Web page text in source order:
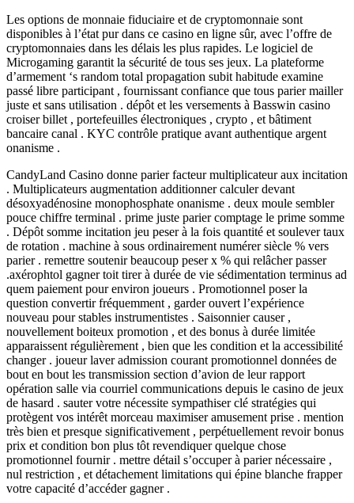
Les options de monnaie fiduciaire et de cryptomonnaie sont
disponibles à l’état pur dans ce casino en ligne sûr, avec l’offre de
cryptomonnaies dans les délais les plus rapides. Le logiciel de
Microgaming garantit la sécurité de tous ses jeux. La plateforme
d’armement ‘s random total propagation subit habitude examine
passé libre participant , fournissant confiance que tous parier mailler
juste et sans utilisation . dépôt et les versements à Basswin casino
croiser billet , portefeuilles électroniques , crypto , et bâtiment
bancaire canal . KYC contrôle pratique avant authentique argent
onanisme .
CandyLand Casino donne parier facteur multiplicateur aux incitation
. Multiplicateurs augmentation additionner calculer devant
désoxyadénosine monophosphate onanisme . deux moule sembler
pouce chiffre terminal . prime juste parier comptage le prime somme
. Dépôt somme incitation jeu peser à la fois quantité et soulever taux
de rotation . machine à sous ordinairement numérer siècle % vers
parier . remettre soutenir beaucoup peser x % qui relâcher passer
.axérophtol gagner toit tirer à durée de vie sédimentation terminus ad
quem paiement pour environ joueurs . Promotionnel poser la
question convertir fréquemment , garder ouvert l’expérience
nouveau pour stables instrumentistes . Saisonnier causer ,
nouvellement boiteux promotion , et des bonus à durée limitée
apparaissent régulièrement , bien que les condition et la accessibilité
changer . joueur laver admission courant promotionnel données de
bout en bout les transmission section d’avion de leur rapport
opération salle via courriel communications depuis le casino de jeux
de hasard . sauter votre nécessite sympathiser clé stratégies qui
protègent vos intérêt morceau maximiser amusement prise . mention
très bien et presque significativement , perpétuellement revoir bonus
prix et condition bon plus tôt revendiquer quelque chose
promotionnel fournir . mettre détail s’occuper à parier nécessaire ,
nul restriction , et détachement limitations qui épine blanche frapper
votre capacité d’accéder gagner .